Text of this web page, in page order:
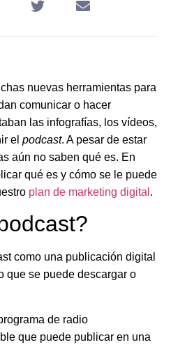
nuevas herramientas para
comunicar o hacer
las infografías, los vídeos,
el podcast. A pesar de estar
aún no saben qué es. En
qué es y cómo se le puede
plan de marketing digital .
como una publicación digital
que se puede descargar o
de radio
que puede publicar en una